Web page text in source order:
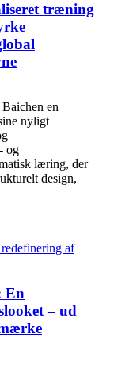
træning
en
nyligt
og
læring, der
design,
En
– ud